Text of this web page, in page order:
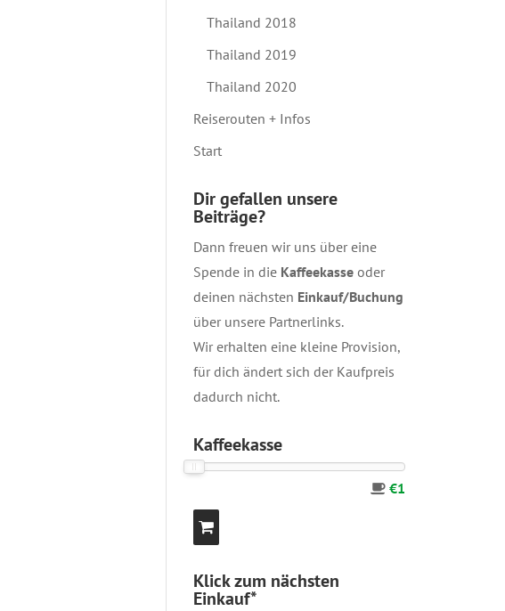
Thailand 2018
Thailand 2019
Thailand 2020
Reiserouten + Infos
Start
Dir gefallen unsere
Beiträge?
Dann freuen wir uns über eine
Spende in die Kaffeekasseoder
deinen nächsten Einkauf/Buchung
über unsere Partnerlinks.
Wir erhalten eine kleine Provision,
für dich ändert sich der Kaufpreis
dadurch nicht.
Kaffeekasse
€1
Klick zum nächsten
Einkauf*